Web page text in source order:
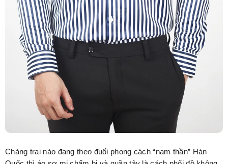
Chàng trai nào đang theo đuổi phong cách “nam thần” Hàn